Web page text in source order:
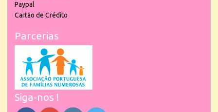
Paypal
Cartão de Crédito
Parcerias
Siga-nos !